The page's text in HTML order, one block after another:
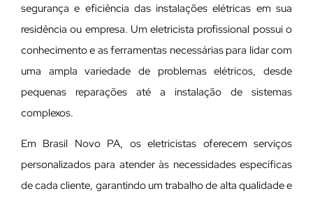
segurança e eficiência das instalações elétricas em sua
residência ou empresa. Um eletricista profissional possui o
conhecimento e as ferramentas necessárias para lidar com
uma ampla variedade de problemas elétricos, desde
pequenas reparações até a instalação de sistemas
complexos.
Em Brasil Novo PA, os eletricistas oferecem serviços
personalizados para atender às necessidades específicas
de cada cliente, garantindo um trabalho de alta qualidade e